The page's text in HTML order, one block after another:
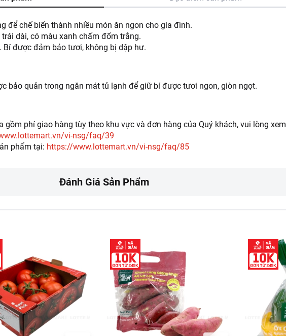
để chế biến thành nhiều món ăn ngon cho gia đình.
dài, có màu xanh chấm đốm trắng.
Bí được đảm bảo tươi, không bị dập hư.
bảo quản trong ngăn mát tủ lạnh để giữ bí được tươi ngon, giòn ngọt.
gồm phí giao hàng tùy theo khu vực và đơn hàng của Quý khách, vui lòng xem
vi-nsg/faq/39
phẩm tại: https://www.lottemart.vn/vi-nsg/faq/85
Đánh Giá Sản Phẩm